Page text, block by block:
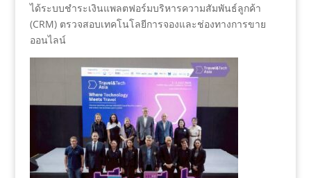
ได้ระบบชำระเงินแพลตฟอร์มบริหารความสัมพันธ์ลูกค้า
(CRM) ตรวจสอบเทคโนโลยีการจองและช่องทางการขาย
ออนไลน์